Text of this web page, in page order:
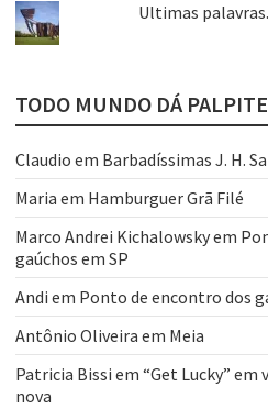
Ultimas
TODO MUNDO DÁ
Claudio em Barbadíssimas J. H.
Maria em Hamburguer Grã Filé
Marco Andrei Kichalowskyem
gaúchos em SP
Andi em Ponto de encontro dos
Antônio Oliveira em Meia
Patricia Bissi em “Get Lucky”
nova